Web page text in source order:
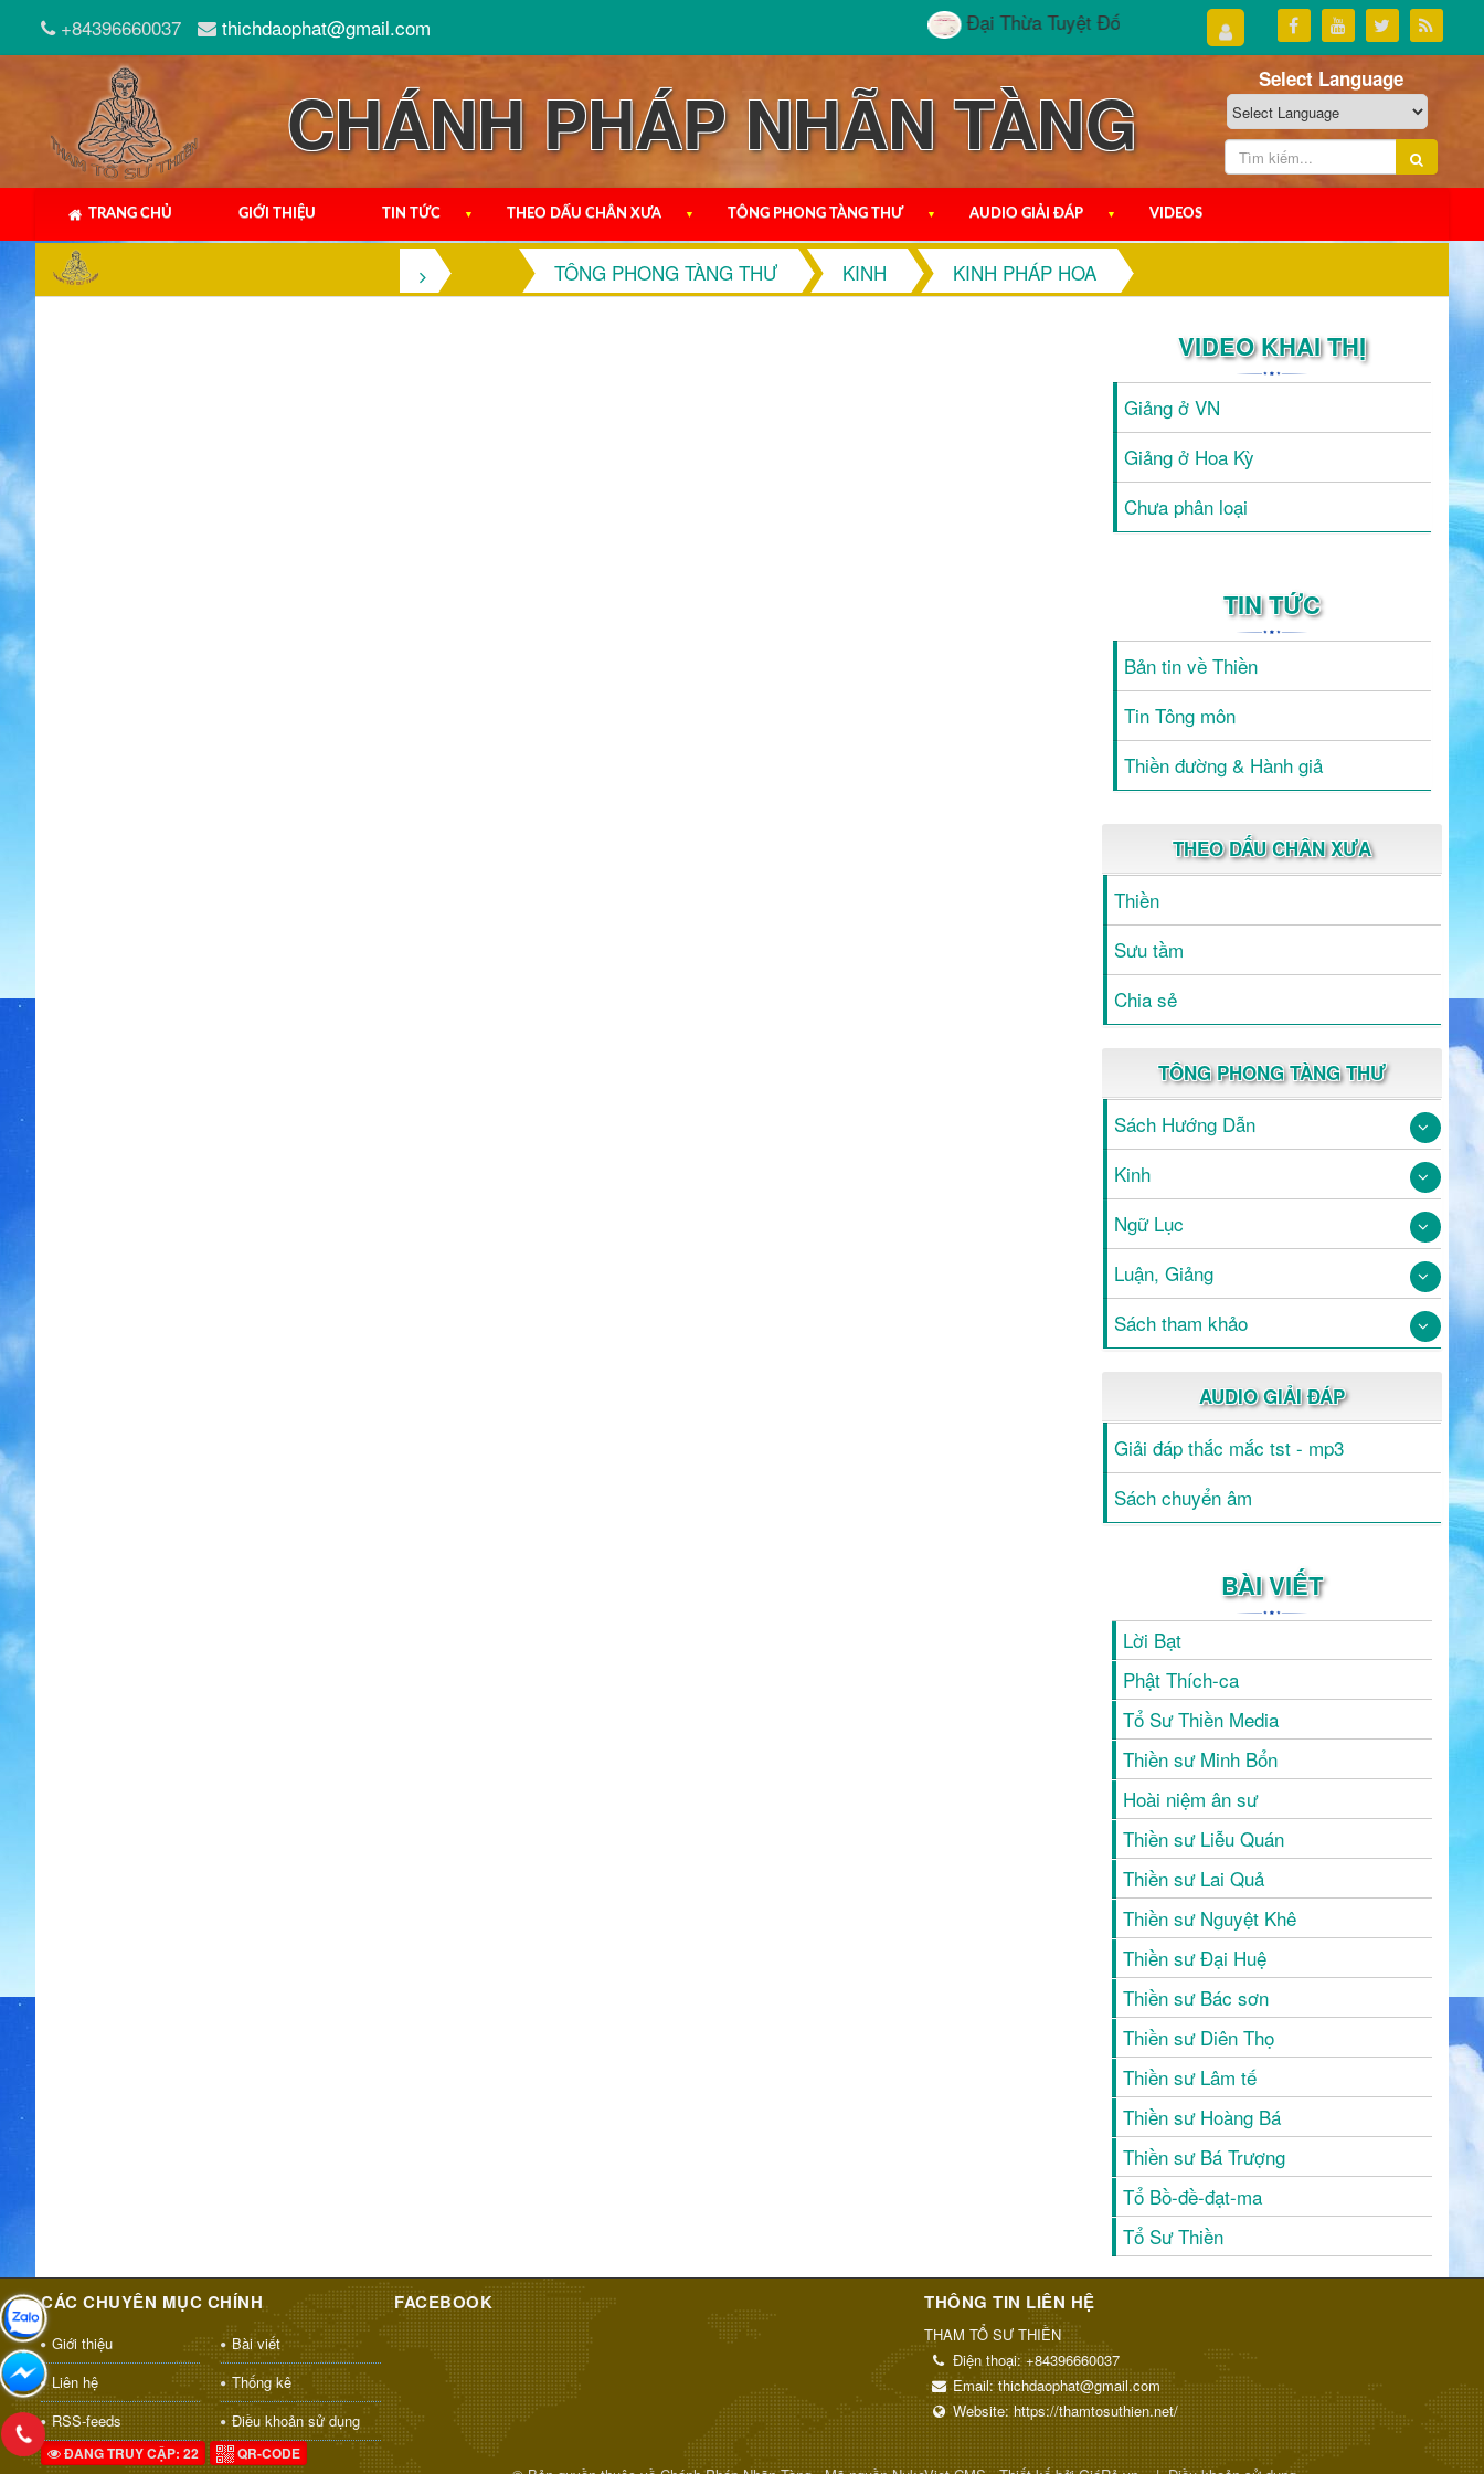
+84396660037 thichdaophat@gmail.com Đại Thừa Tuyệt Đối Luận - phần III Đại Thừa Tuyệt Đối
CHÁNH PHÁP NHÃN TÀNG Select Language
TRANG CHỦ GIỚI THIỆU TIN TỨC ▼ THEO DẤU CHÂN XƯA ▼ TÔNG PHONG TÀNG THƯ ▼ AUDIO GIẢI ĐÁP ▼ VIDEOS
TÔNG PHONG TÀNG THƯ KINH KINH PHÁP HOA
VIDEO KHAI THỊ
Giảng ở VN
Giảng ở Hoa Kỳ
Chưa phân loại
TIN TỨC
Bản tin về Thiền
Tin Tông môn
Thiền đường & Hành giả
THEO DẤU CHÂN XƯA
Thiền
Sưu tầm
Chia sẻ
TÔNG PHONG TÀNG THƯ
Sách Hướng Dẫn
Kinh
Ngữ Lục
Luận, Giảng
Sách tham khảo
AUDIO GIẢI ĐÁP
Giải đáp thắc mắc tst - mp3
Sách chuyển âm
BÀI VIẾT
Lời Bạt
Phật Thích-ca
Tổ Sư Thiền Media
Thiền sư Minh Bổn
Hoài niệm ân sư
Thiền sư Liễu Quán
Thiền sư Lai Quả
Thiền sư Nguyệt Khê
Thiền sư Đại Huệ
Thiền sư Bác sơn
Thiền sư Diên Thọ
Thiền sư Lâm tế
Thiền sư Hoàng Bá
Thiền sư Bá Trượng
Tổ Bồ-đề-đạt-ma
Tổ Sư Thiền
CÁC CHUYÊN MỤC CHÍNH
Giới thiệu
Bài viết
Liên hệ
Thống kê
RSS-feeds
Điều khoản sử dụng
ĐANG TRUY CẬP: 22 QR-CODE
FACEBOOK THÔNG TIN LIÊN HỆ
THAM TỔ SƯ THIỀN
Điện thoại:+84396660037
Email:thichdaophat@gmail.com
Website:https://thamtosuthien.net/